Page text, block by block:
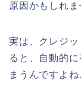
原因かもしれま
実は、クレジ
ると、自動的
まうんですよね